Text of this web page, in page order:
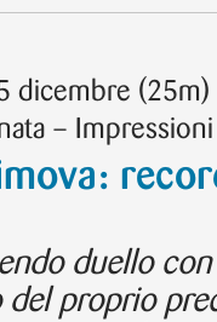
dicembre
–
duello
del proprio